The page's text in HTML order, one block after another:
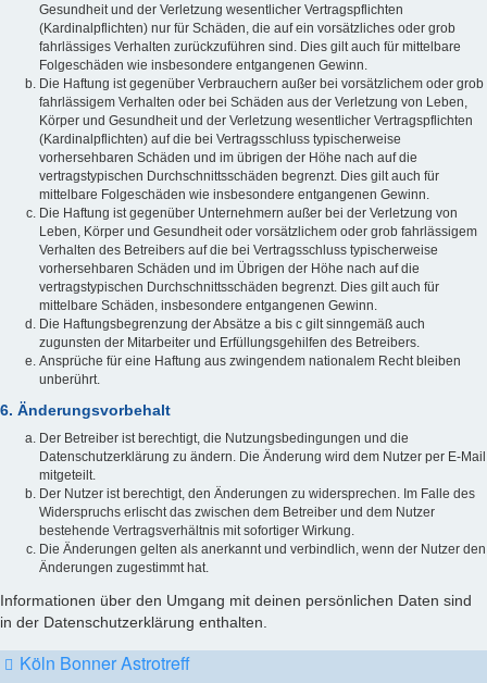
Gesundheit und der Verletzung wesentlicher Vertragspflichten
(Kardinalpflichten) nur für Schäden, die auf ein vorsätzliches oder grob
fahrlässiges Verhalten zurückzuführen sind. Dies gilt auch für mittelbare
Folgeschäden wie insbesondere entgangenen Gewinn.
Die Haftung ist gegenüber Verbrauchern außer bei vorsätzlichem oder grob
fahrlässigem Verhalten oder bei Schäden aus der Verletzung von Leben,
Körper und Gesundheit und der Verletzung wesentlicher Vertragspflichten
(Kardinalpflichten) auf die bei Vertragsschluss typischerweise
vorhersehbaren Schäden und im übrigen der Höhe nach auf die
vertragstypischen Durchschnittsschäden begrenzt. Dies gilt auch für
mittelbare Folgeschäden wie insbesondere entgangenen Gewinn.
Die Haftung ist gegenüber Unternehmern außer bei der Verletzung von
Leben, Körper und Gesundheit oder vorsätzlichem oder grob fahrlässigem
Verhalten des Betreibers auf die bei Vertragsschluss typischerweise
vorhersehbaren Schäden und im Übrigen der Höhe nach auf die
vertragstypischen Durchschnittsschäden begrenzt. Dies gilt auch für
mittelbare Schäden, insbesondere entgangenen Gewinn.
Die Haftungsbegrenzung der Absätze a bis c gilt sinngemäß auch
zugunsten der Mitarbeiter und Erfüllungsgehilfen des Betreibers.
Ansprüche für eine Haftung aus zwingendem nationalem Recht bleiben
unberührt.
6. Änderungsvorbehalt
Der Betreiber ist berechtigt, die Nutzungsbedingungen und die
Datenschutzerklärung zu ändern. Die Änderung wird dem Nutzer per E-Mail
mitgeteilt.
Der Nutzer ist berechtigt, den Änderungen zu widersprechen. Im Falle des
Widerspruchs erlischt das zwischen dem Betreiber und dem Nutzer
bestehende Vertragsverhältnis mit sofortiger Wirkung.
Die Änderungen gelten als anerkannt und verbindlich, wenn der Nutzer den
Änderungen zugestimmt hat.
Informationen über den Umgang mit deinen persönlichen Daten sind
in der Datenschutzerklärung enthalten.
Köln Bonner Astrotreff